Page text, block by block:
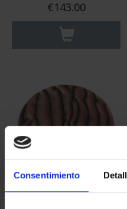
Consentimiento
€143.00
COPPER MEDAL TFP